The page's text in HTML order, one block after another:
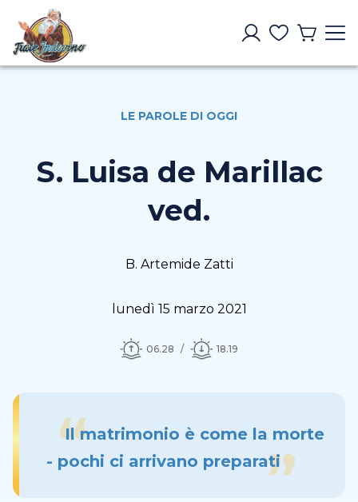
LE PAROLE DI OGGI
S. Luisa de Marillac
ved.
B. Artemide Zatti
lunedì 15 marzo 2021
06.28 18.19
Il matrimonio è come la morte
- pochi ci arrivano preparati